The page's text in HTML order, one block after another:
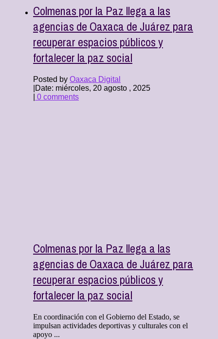
Colmenas por la Paz llega a las
agencias de Oaxaca de Juárez para
recuperar espacios públicos y
fortalecer la paz social
Posted by Oaxaca Digital
Date: miércoles, 20 agosto , 2025
0 comments
Colmenas por la Paz llega a las
agencias de Oaxaca de Juárez para
recuperar espacios públicos y
fortalecer la paz social
En coordinación con el Gobierno del Estado, se
impulsan actividades deportivas y culturales con el
apoyo ...